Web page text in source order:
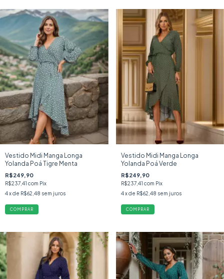
Vestido Midi Manga Longa
Yolanda Poá Tigre Menta
R$249,90
R$237,41 com Pix
4x de R$62,48 sem juros
COMPRAR
Vestido Midi Manga Longa
Yolanda Poá Verde
R$249,90
R$237,41 com Pix
4 x de R$62,48 sem juros
COMPRAR